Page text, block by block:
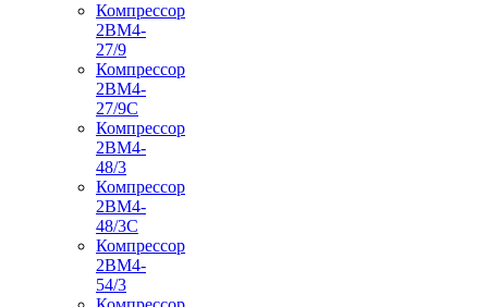
Компрессор
2ВМ4-
27/9
Компрессор
2ВМ4-
27/9С
Компрессор
2ВМ4-
48/3
Компрессор
2ВМ4-
48/3С
Компрессор
2ВМ4-
54/3